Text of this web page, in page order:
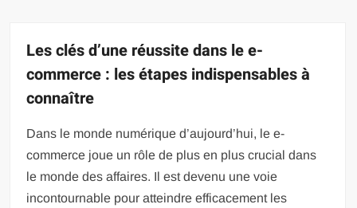
Les clés d’une réussite dans le e-
commerce : les étapes indispensables à
connaître
Dans le monde numérique d’aujourd’hui, le e-
commerce joue un rôle de plus en plus crucial dans
le monde des affaires. Il est devenu une voie
incontournable pour atteindre efficacement les